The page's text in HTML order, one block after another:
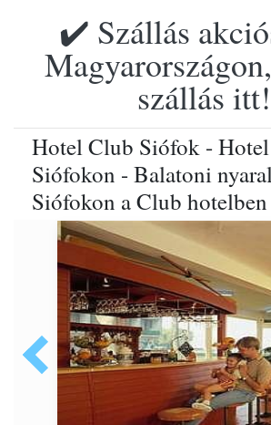
✔️ Szállás
szállás itt!
Hotel Club Siófok -
Siófokon - Balatoni
Siófokon a Club hotelben